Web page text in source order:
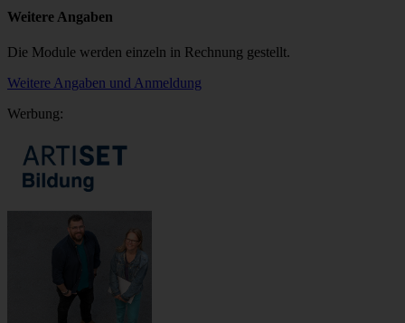
Weitere Angaben
Die Module werden einzeln in Rechnung gestellt.
Weitere Angaben und Anmeldung
Werbung: